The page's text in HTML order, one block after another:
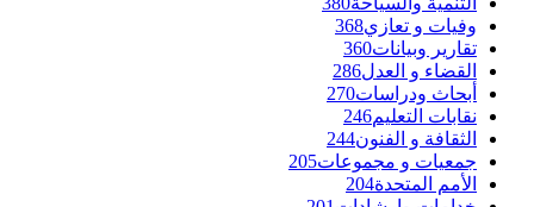
وفيات و تعازي368
تقارير وبيانات360
القضاء و العدل286
أبحاث ودراسات270
نقابات التعليم246
الثقافة و الفنون244
جمعيات و مجموعات205
الأمم المتحدة204